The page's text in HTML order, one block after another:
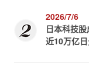
2026/7/6
日本科技
近10万亿